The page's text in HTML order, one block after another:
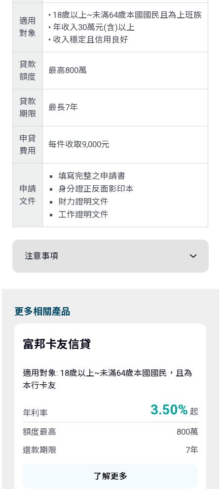
適用
對象
• 18歲以上~未滿64歲本國國民且為上班族
• 年收入30萬元(含)以上
• 收入穩定且信用良好
貸款
額度
最高800萬
貸款
期限
最長7年
申貸
費用
每件收取9,000元
申請
文件
填寫完整之申請書
身分證正反面影印本
財力證明文件
工作證明文件
注意事項
更多相關產品
富邦卡友信貸
適用對象: 18歲以上~未滿64歲本國國民，且為
本行卡友
年利率 3.50% 起
額度最高
800萬
還款期限
7年
了解更多